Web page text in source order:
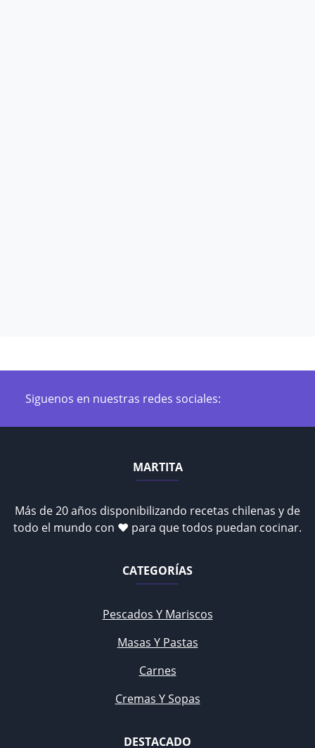
Siguenos en nuestras redes sociales:
MARTITA
Más de 20 años disponibilizando recetas chilenas y de
todo el mundo con ♥ para que todos puedan cocinar.
CATEGORÍAS
Pescados Y Mariscos
Masas Y Pastas
Carnes
Cremas Y Sopas
DESTACADO